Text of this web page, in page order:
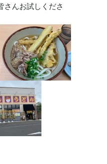
さんお試しくださ